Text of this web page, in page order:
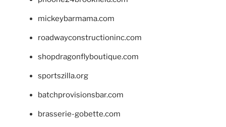
mickeybarmama.com
roadwayconstructioninc.com
shopdragonflyboutique.com
sportszilla.org
batchprovisionsbar.com
brasserie-gobette.com